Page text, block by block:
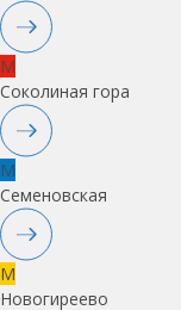
M
Соколиная гора
M
Семеновская
M
Новогиреево